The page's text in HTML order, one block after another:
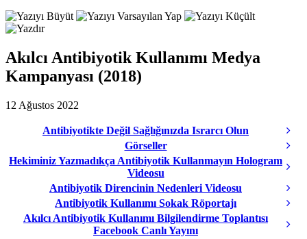
Akılcı Antibiyotik Kullanımı Medya
Kampanyası (2018)
12 Ağustos 2022
Antibiyotikte Değil Sağlığınızda Israrcı Olun
Görseller
Hekiminiz Yazmadıkça Antibiyotik Kullanmayın Hologram
Videosu
Antibiyotik Direncinin Nedenleri Videosu
Antibiyotik Kullanımı Sokak Röportajı
Akılcı Antibiyotik Kullanımı Bilgilendirme Toplantısı
Facebook Canlı Yayını